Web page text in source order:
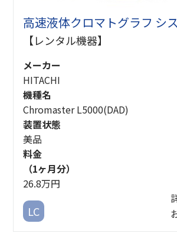
LC
高速液体クロマトグラフ シ
【レンタル機器】
メーカー
HITACHI
機種名
Chromaster L5000(DAD)
装置状態
美品
料金
（1ヶ月分）
26.8万円